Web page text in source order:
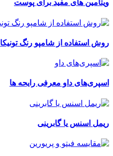
ویتامین های مفید برای پوست
روش استفاده از شامپو رنگ تونیکا
اسپری‌های داو معرفی رایحه ها
ریمل اسنس یا گابرینی